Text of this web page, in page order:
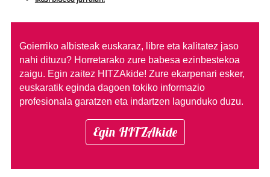
Goierriko albisteak euskaraz, libre eta kalitatez jaso
nahi dituzu? Horretarako zure babesa ezinbestekoa
zaigu. Egin zaitez HITZAkide! Zure ekarpenari esker,
euskaratik eginda dagoen tokiko informazio
profesionala garatzen eta indartzen lagunduko duzu.
Egin HITZAkide